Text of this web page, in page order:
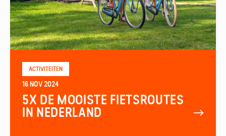
ACTIVITEITEN
16 NOV 2024
5X DE MOOISTE FIETSROUTES
IN NEDERLAND